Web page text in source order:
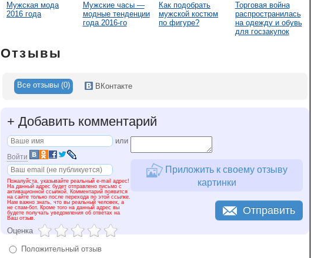
Мужская мода
2016 года
Мужские часы —
модные тенденции
года 2016-го
Как подобрать
мужской костюм
по фигуре?
Торговая война
распространилась
на одежду и обувь
для госзакупок
Отзывы
Все отзывы (0) ВКонтакте
+ Добавить комментарий
или
Войти
Пожалуйста, указывайте реальный e-mail адрес!
На данный адрес будет отправлено письмо с
активационной ссылкой. Комментарий появится
на сайте только после перехода по этой ссылке.
Нам важно знать, что вы реальный человек, а
не спам-бот. Кроме того на данный адрес вы
будете получать уведомления об ответах на
Ваш отзыв.
Оценка
Положительный отзыв
Приложить к своему отзыву
картинки
Отправить